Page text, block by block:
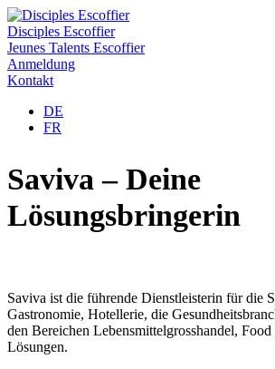
Disciples Escoffier
Jeunes Talents Escoffier
Anmeldung
Kontakt
DE
FR
Saviva – Deine
Lösungsbringerin
Saviva ist die führende Dienstleisterin für die
Gastronomie, Hotellerie, die
den Bereichen Lebensmittelgrosshandel,
Lösungen.